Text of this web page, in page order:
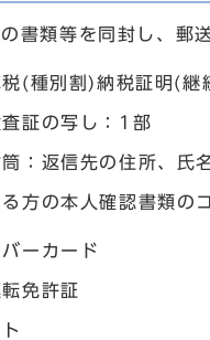
書類等を同封し、郵
(種別割)納税証明(継
査証の写し：1部
：返信先の住所、氏
方の本人確認書類の
ーカード
免許証